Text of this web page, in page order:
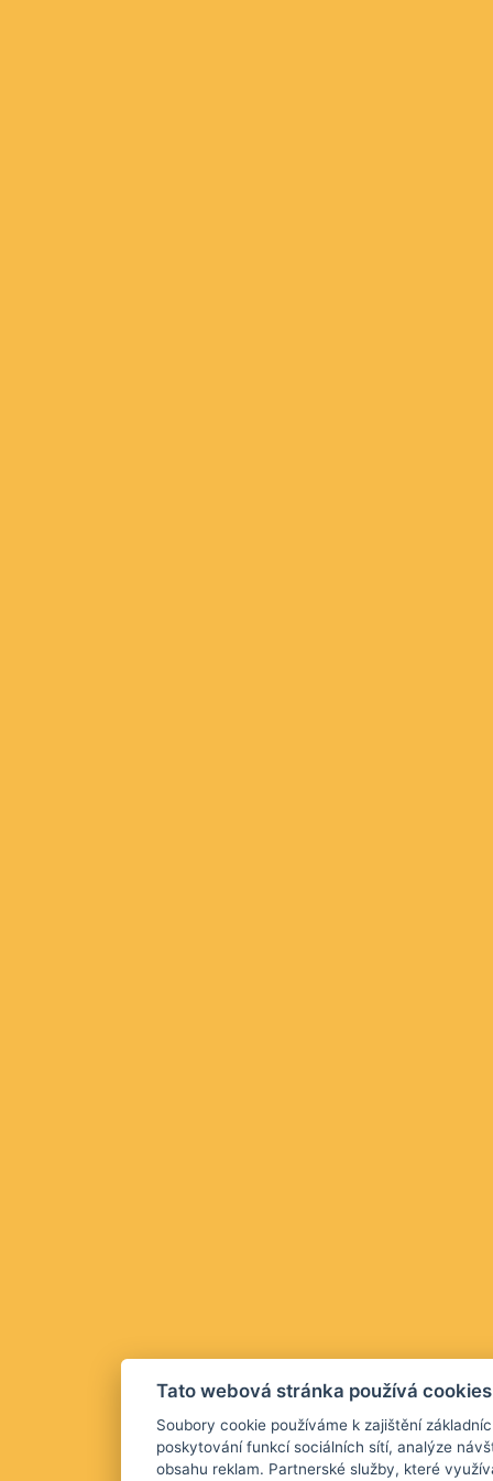
Tato webová stránka používá cookies
Soubory cookie používáme k zajištění
poskytování funkcí sociálních sítí, analýze
obsahu reklam. Partnerské služby, které